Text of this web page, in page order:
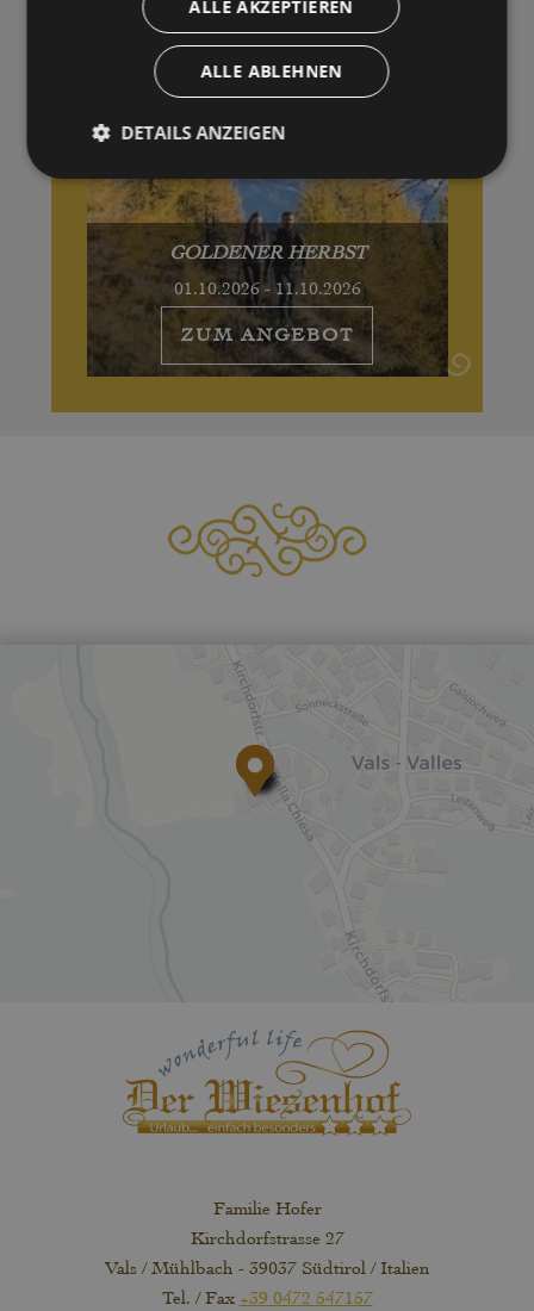
GOLDENER HERBST
01.10.2026 - 11.10.2026
ZUM ANGEBOT
Familie Hofer
Kirchdorfstrasse 27
Vals / Mühlbach - 39037 Südtirol / Italien
Tel. / Fax +39 0472 547157
ALLE AKZEPTIEREN
ALLE ABLEHNEN
DETAILS ANZEIGEN